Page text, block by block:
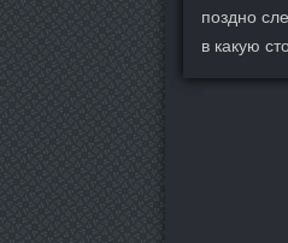
поздно
в какую